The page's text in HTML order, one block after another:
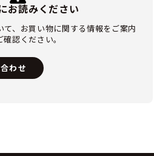
お読みください
、お買い物に関する情報をご案内
認ください。
わせ